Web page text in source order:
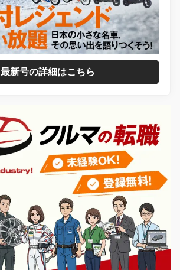
最新号の詳細はこちら